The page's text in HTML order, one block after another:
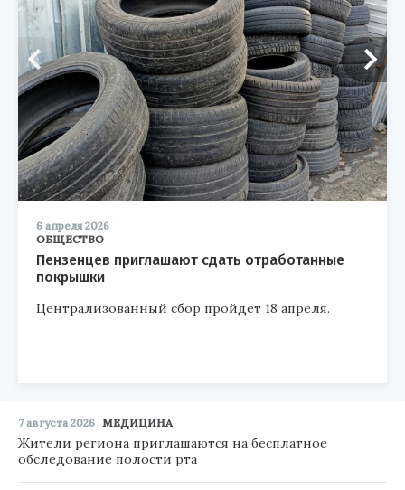
6 апреля 2026
ОБЩЕСТВО
Пензенцев приглашают сдать отработанные
покрышки
Централизованный сбор пройдет 18 апреля.
7 августа 2026 МЕДИЦИНА
Жители региона приглашаются на бесплатное
обследование полости рта